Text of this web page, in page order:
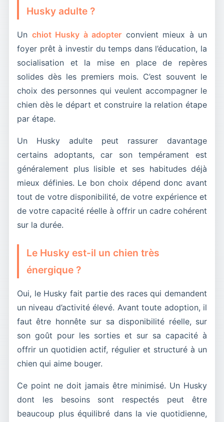
Husky adulte ?
Un chiot Husky à adopter convient mieux à un
foyer prêt à investir du temps dans l’éducation, la
socialisation et la mise en place de repères
solides dès les premiers mois. C’est souvent le
choix des personnes qui veulent accompagner le
chien dès le départ et construire la relation étape
par étape.
Un Husky adulte peut rassurer davantage
certains adoptants, car son tempérament est
généralement plus lisible et ses habitudes déjà
mieux définies. Le bon choix dépend donc avant
tout de votre disponibilité, de votre expérience et
de votre capacité réelle à offrir un cadre cohérent
sur la durée.
Le Husky est-il un chien très
énergique ?
Oui, le Husky fait partie des races qui demandent
un niveau d’activité élevé. Avant toute adoption, il
faut être honnête sur sa disponibilité réelle, sur
son goût pour les sorties et sur sa capacité à
offrir un quotidien actif, régulier et structuré à un
chien qui aime bouger.
Ce point ne doit jamais être minimisé. Un Husky
dont les besoins sont respectés peut être
beaucoup plus équilibré dans la vie quotidienne,